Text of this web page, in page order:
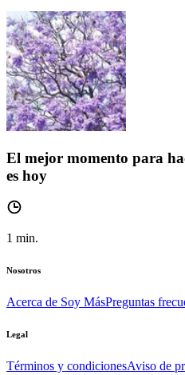
El mejor momento para
es hoy
1 min.
Nosotros
Acerca de Soy MásPreguntas
Legal
Términos y condicionesAviso de